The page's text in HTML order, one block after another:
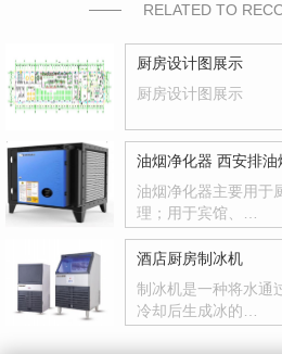
RELATED TO
厨房设计图展示
厨房设计图展示
油烟净化器主要用于
理；用于宾馆、…
酒店厨房制冰机
制冰机是一种将水通
冷却后生成冰的…